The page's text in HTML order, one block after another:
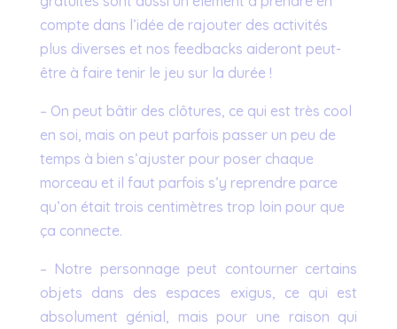
compte dans l’idée de rajouter des activités
plus diverses et nos feedbacks aideront peut-
être à faire tenir le jeu sur la durée !
– On peut bâtir des clôtures, ce qui est très cool
en soi, mais on peut parfois passer un peu de
temps à bien s’ajuster pour poser chaque
morceau et il faut parfois s’y reprendre parce
qu’on était trois centimètres trop loin pour que
ça connecte.
– Notre personnage peut contourner certains
objets dans des espaces exigus, ce qui est
absolument génial, mais pour une raison qui